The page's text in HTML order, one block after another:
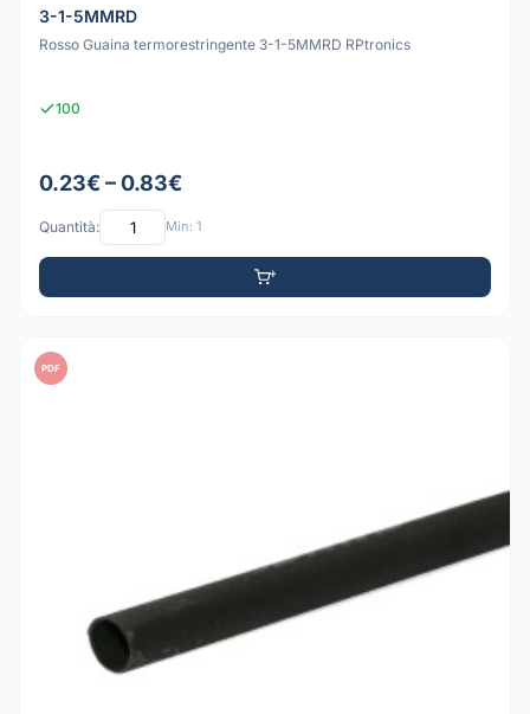
3-1-5MMRD
Rosso Guaina termorestringente 3-1-5MMRD RPtronics
100
0.23€ – 0.83€
Quantità: Min: 1
PDF